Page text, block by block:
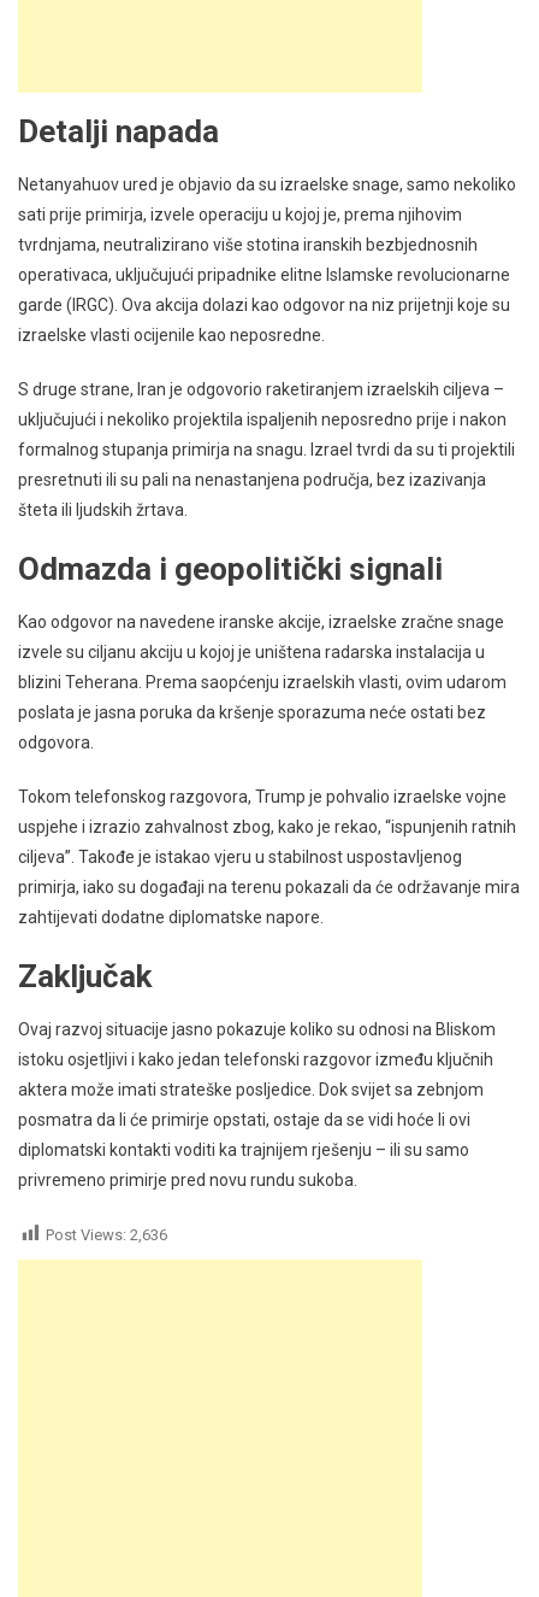
Detalji napada
Netanyahuov ured je objavio da su izraelske snage, samo nekoliko
sati prije primirja, izvele operaciju u kojoj je, prema njihovim
tvrdnjama, neutralizirano više stotina iranskih bezbjednosnih
operativaca, uključujući pripadnike elitne Islamske revolucionarne
garde (IRGC). Ova akcija dolazi kao odgovor na niz prijetnji koje su
izraelske vlasti ocijenile kao neposredne.
S druge strane, Iran je odgovorio raketiranjem izraelskih ciljeva –
uključujući i nekoliko projektila ispaljenih neposredno prije i nakon
formalnog stupanja primirja na snagu. Izrael tvrdi da su ti projektili
presretnuti ili su pali na nenastanjena područja, bez izazivanja
šteta ili ljudskih žrtava.
Odmazda i geopolitički signali
Kao odgovor na navedene iranske akcije, izraelske zračne snage
izvele su ciljanu akciju u kojoj je uništena radarska instalacija u
blizini Teherana. Prema saopćenju izraelskih vlasti, ovim udarom
poslata je jasna poruka da kršenje sporazuma neće ostati bez
odgovora.
Tokom telefonskog razgovora, Trump je pohvalio izraelske vojne
uspjehe i izrazio zahvalnost zbog, kako je rekao, “ispunjenih ratnih
ciljeva”. Takođe je istakao vjeru u stabilnost uspostavljenog
primirja, iako su događaji na terenu pokazali da će održavanje mira
zahtijevati dodatne diplomatske napore.
Zaključak
Ovaj razvoj situacije jasno pokazuje koliko su odnosi na Bliskom
istoku osjetljivi i kako jedan telefonski razgovor između ključnih
aktera može imati strateške posljedice. Dok svijet sa zebnjom
posmatra da li će primirje opstati, ostaje da se vidi hoće li ovi
diplomatski kontakti voditi ka trajnijem rješenju – ili su samo
privremeno primirje pred novu rundu sukoba.
Post Views: 2,636